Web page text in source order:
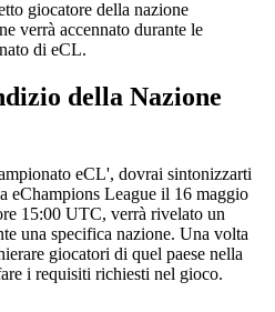
giocatore della nazione
verrà accennato durante le
di eCL.
della Nazione
eCL', dovrai sintonizzarti
eChampions League il 16 maggio
15:00 UTC, verrà rivelato un
una specifica nazione. Una volta
giocatori di quel paese nella
i requisiti richiesti nel gioco.